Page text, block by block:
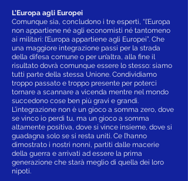
L’Europa agli Europei
Comunque sia, concludono i tre esperti, “l’Europa
non appartiene né agli economisti né tantomeno
ai militari: l’Europa appartiene agli Europei”. Che
una maggiore integrazione passi per la strada
della difesa comune o per un’altra, alla fine il
risultato dovrà comunque essere lo stesso: siamo
tutti parte della stessa Unione. Condividiamo
troppo passato e troppo presente per poterci
tornare a scannare a vicenda mentre nel mondo
succedono cose ben più gravi e grandi.
L’integrazione non è un gioco a somma zero, dove
se vinco io perdi tu, ma un gioco a somma
altamente positiva, dove si vince insieme, dove si
guadagna solo se si resta uniti. Ce l’hanno
dimostrato i nostri nonni, partiti dalle macerie
della guerra e arrivati ad essere la prima
generazione che starà meglio di quella dei loro
nipoti.